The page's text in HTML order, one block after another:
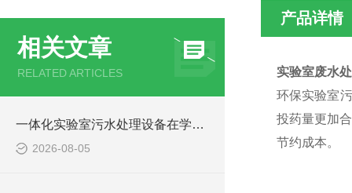
相关文章
RELATED ARTICLES
一体化实验室污水处理设备在学校化学实验室的应用
2026-08-05
产品详情
实验室废水
环保实验室
投药量更加
节约成本。